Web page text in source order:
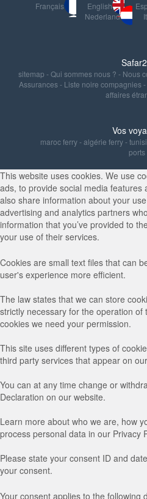
Français English
Nederland
sitemap -Qui sommes nous ? - Nous
Assurances- Liste noire compagnies-
affaires
Vos
maroc ferry-algérie ferry-
ports
This website uses cookies. We use
ads, to provide social media features
also share information about your
advertising and analytics partners
information that you’ve provided to
your use of their services.
Cookies are small text files that can
user's experience more efficient.
The law states that we can store
strictly necessary for the operation
cookies we need your permission.
This site uses different types of
third party services that appear on
You can at any time change or
Declaration on our website.
Learn more about who we are, how
process personal data in our Privacy
Please state your consent ID and
your consent.
Your consent applies to the following